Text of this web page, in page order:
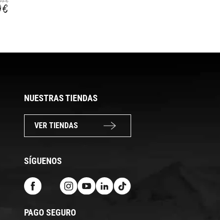
€
NUESTRAS TIENDAS
VER TIENDAS
SÍGUENOS
PAGO SEGURO